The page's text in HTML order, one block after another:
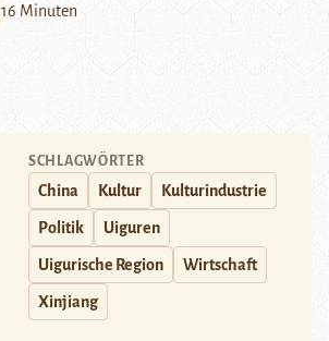
16 Minuten
SCHLAGWÖRTER
China Kultur Kulturindustrie
Politik Uiguren
Uigurische Region Wirtschaft
Xinjiang